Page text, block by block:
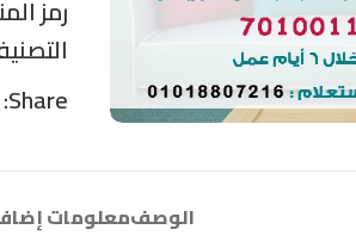
رمز
Share:
الوصفمعلومات